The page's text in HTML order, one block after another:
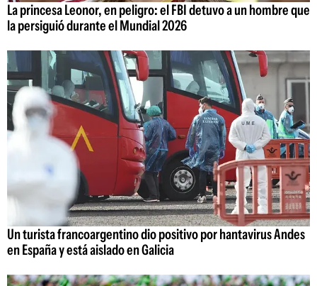
La princesa Leonor, en peligro: el FBI detuvo a un hombre que
la persiguió durante el Mundial 2026
Un turista francoargentino dio positivo por hantavirus Andes
en España y está aislado en Galicia